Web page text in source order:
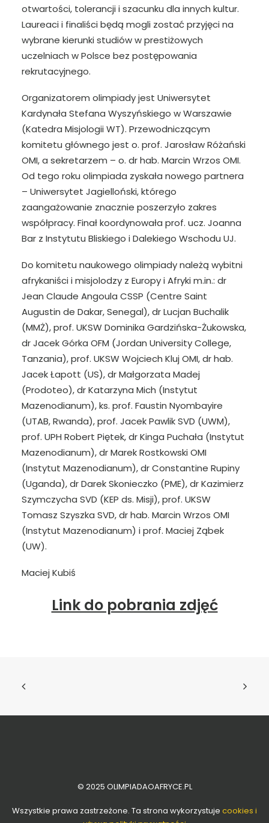
otwartości, tolerancji i szacunku dla innych kultur.
Laureaci i finaliści będą mogli zostać przyjęci na
wybrane kierunki studiów w prestiżowych
uczelniach w Polsce bez postępowania
rekrutacyjnego.
Organizatorem olimpiady jest Uniwersytet
Kardynała Stefana Wyszyńskiego w Warszawie
(Katedra Misjologii WT). Przewodniczącym
komitetu głównego jest o. prof. Jarosław Różański
OMI, a sekretarzem – o. dr hab. Marcin Wrzos OMI.
Od tego roku olimpiada zyskała nowego partnera
– Uniwersytet Jagielloński, którego
zaangażowanie znacznie poszerzyło zakres
współpracy. Finał koordynowała prof. ucz. Joanna
Bar z Instytutu Bliskiego i Dalekiego Wschodu UJ.
Do komitetu naukowego olimpiady należą wybitni
afrykaniści i misjolodzy z Europy i Afryki m.in.: dr
Jean Claude Angoula CSSP (Centre Saint
Augustin de Dakar, Senegal), dr Lucjan Buchalik
(MMŻ), prof. UKSW Dominika Gardzińska-Żukowska,
dr Jacek Górka OFM (Jordan University College,
Tanzania), prof. UKSW Wojciech Kluj OMI, dr hab.
Jacek Łapott (US), dr Małgorzata Madej
(Prodoteo), dr Katarzyna Mich (Instytut
Mazenodianum), ks. prof. Faustin Nyombayire
(UTAB, Rwanda), prof. Jacek Pawlik SVD (UWM),
prof. UPH Robert Piętek, dr Kinga Puchała (Instytut
Mazenodianum), dr Marek Rostkowski OMI
(Instytut Mazenodianum), dr Constantine Rupiny
(Uganda), dr Darek Skonieczko (PME), dr Kazimierz
Szymczycha SVD (KEP ds. Misji), prof. UKSW
Tomasz Szyszka SVD, dr hab. Marcin Wrzos OMI
(Instytut Mazenodianum) i prof. Maciej Ząbek
(UW).
Maciej Kubiś
Link do pobrania zdjęć
© 2025 OLIMPIADAOAFRYCE.PL
Wszystkie prawa zastrzeżone. Ta strona wykorzystuje cookies i